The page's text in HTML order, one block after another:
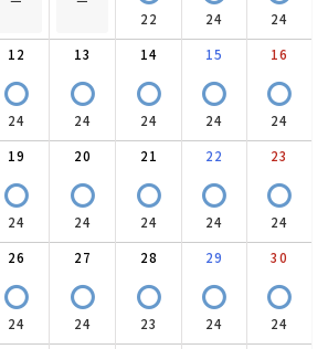
22 24
24
12
〇
24
13
〇
24
14
〇
24
15
〇
24
16
〇
24
19
〇
24
20
〇
24
21
〇
24
22
〇
24
23
〇
24
26
〇
24
27
〇
24
28
〇
23
29
〇
24
30
〇
24